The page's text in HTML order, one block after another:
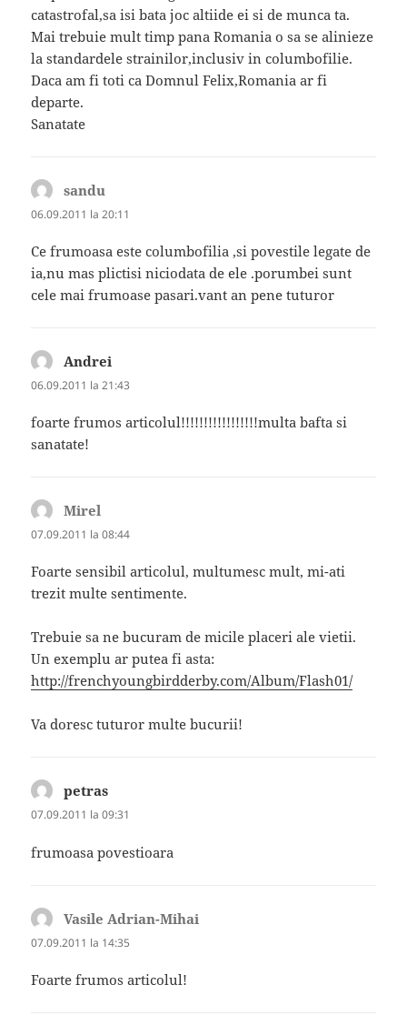
catastrofal,sa isi bata joc altiide ei si de munca ta.
Mai trebuie mult timp pana Romania o sa se alinieze
la standardele strainilor,inclusiv in columbofilie.
Daca am fi toti ca Domnul Felix,Romania ar fi
departe.
Sanatate
sandu
06.09.2011 la 20:11
Ce frumoasa este columbofilia ,si povestile legate de
ia,nu mas plictisi niciodata de ele .porumbei sunt
cele mai frumoase pasari.vant an pene tuturor
Andrei
06.09.2011 la 21:43
foarte frumos articolul!!!!!!!!!!!!!!!!!multa bafta si
sanatate!
Mirel
07.09.2011 la 08:44
Foarte sensibil articolul, multumesc mult, mi-ati
trezit multe sentimente.
Trebuie sa ne bucuram de micile placeri ale vietii.
Un exemplu ar putea fi asta:
http://frenchyoungbirdderby.com/Album/Flash01/
Va doresc tuturor multe bucurii!
petras
07.09.2011 la 09:31
frumoasa povestioara
Vasile Adrian-Mihai
07.09.2011 la 14:35
Foarte frumos articolul!